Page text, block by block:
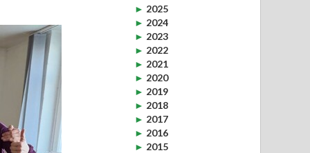
► 2025
► 2024
► 2023
► 2022
► 2021
► 2020
► 2019
► 2018
► 2017
► 2016
► 2015